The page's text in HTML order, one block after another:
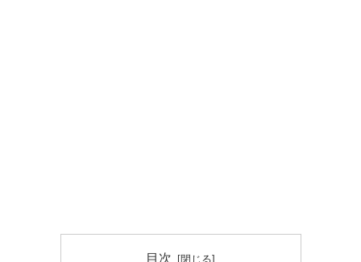
目次